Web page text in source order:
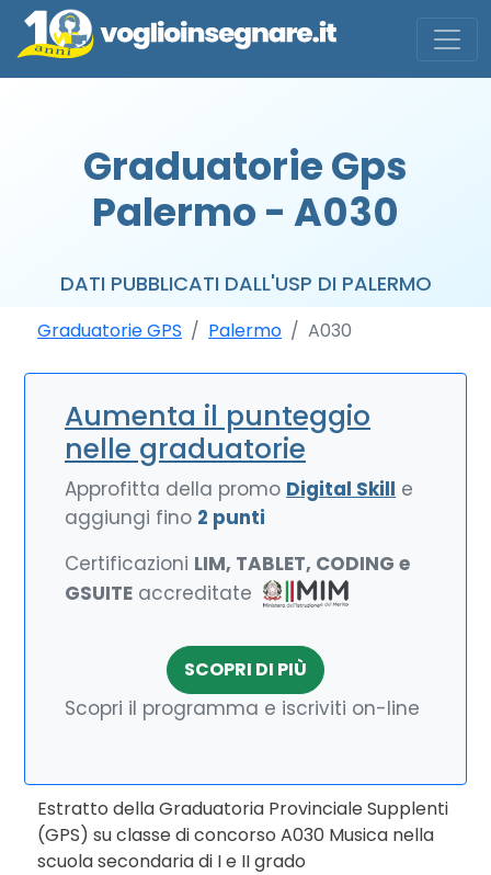
Graduatorie Gps
Palermo - A030
DATI PUBBLICATI DALL'USP DI PALERMO
Graduatorie GPS Palermo A030
Aumenta il punteggio
nelle graduatorie
Approfitta della promo Digital Skill e
aggiungi fino 2 punti
Certificazioni LIM, TABLET, CODING e
GSUITE accreditate
SCOPRI DI PIÙ
Scopri il programma e iscriviti on-line
Estratto della Graduatoria Provinciale Supplenti
(GPS) su classe di concorso A030 Musica nella
scuola secondaria di I e II grado